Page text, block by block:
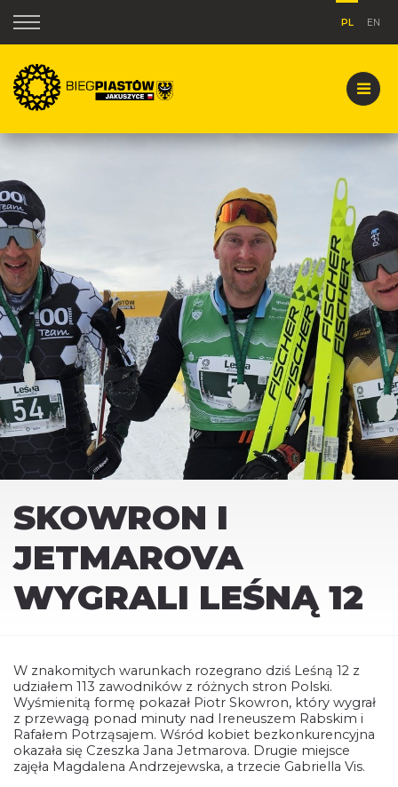
PL EN
SKOWRON I
JETMAROVA
WYGRALI LEŚNĄ 12
W znakomitych warunkach rozegrano dziś Leśną 12 z
udziałem 113 zawodników z różnych stron Polski.
Wyśmienitą formę pokazał Piotr Skowron, który wygrał
z przewagą ponad minuty nad Ireneuszem Rabskim i
Rafałem Potrząsajem. Wśród kobiet bezkonkurencyjna
okazała się Czeszka Jana Jetmarova. Drugie miejsce
zajęła Magdalena Andrzejewska, a trzecie Gabriella Vis.